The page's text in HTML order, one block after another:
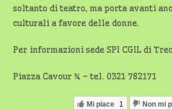
soltanto di teatro, ma porta avanti
culturali a favore delle donne.
Per informazioni sede SPI CGIL di
Piazza Cavour ¾ – tel. 0321 782171
Mi piace 1 Non mi